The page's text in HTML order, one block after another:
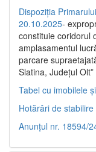
Dispoziția
20.10.2025-
constituie coridorul
amplasamentul
parcare
Slatina, Județul Olt”
Tabel cu imobilele
Hotărâri de
Anunțul nr. 18594/